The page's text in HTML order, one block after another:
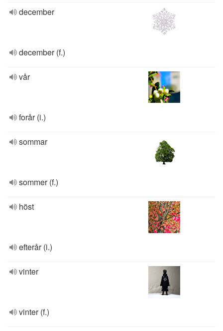
december
december (f.)
vår
forår (i.)
sommar
sommer (f.)
höst
efterår (i.)
vinter
vinter (f.)